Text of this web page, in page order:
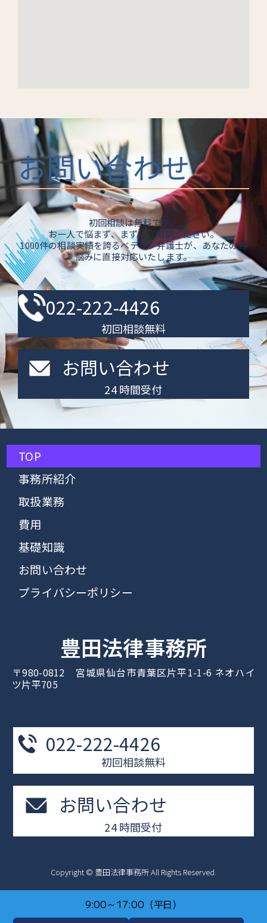
お問い合わせ
初回相談は無料です。
お一人で悩まず、まずはご相談ください。
1000件の相談実績を誇るベテラン弁護士が、あなたのお
悩みに直接対応いたします。
022-222-4426
初回相談無料
お問い合わせ
24 時間受付
TOP
事務所紹介
取扱業務
費用
基礎知識
お問い合わせ
プライバシーポリシー
豊田法律事務所
〒980-0812 宮城県仙台市青葉区片平1-1-6 ネオハイ
ツ片平705
022-222-4426
初回相談無料
お問い合わせ
24 時間受付
Copyright © 豊田法律事務所 All Rights Reserved.
9:00～17:00（平日）